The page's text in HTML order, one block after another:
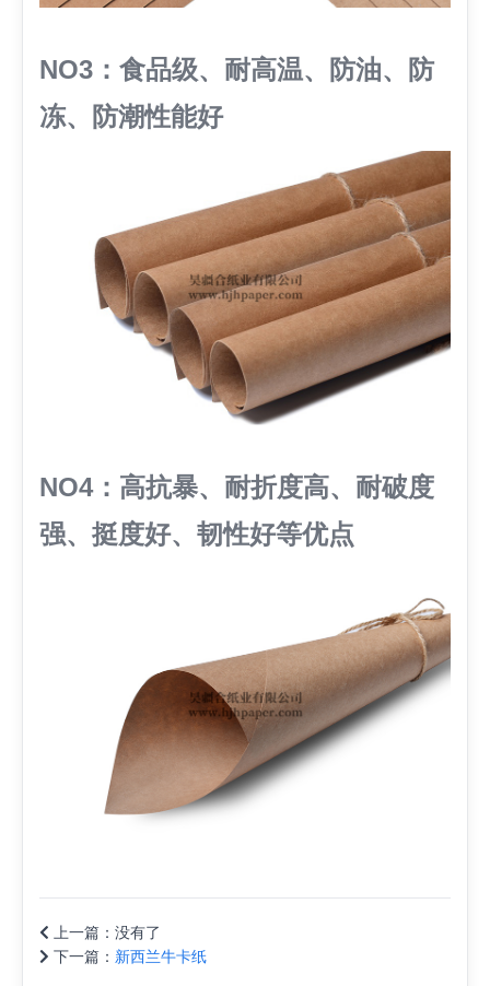
NO3：食品级、耐高温、防油、防
冻、防潮性能好
NO4：高抗暴、耐折度高、耐破度
强、挺度好、韧性好等优点
上一篇： 没有了
下一篇： 新西兰牛卡纸